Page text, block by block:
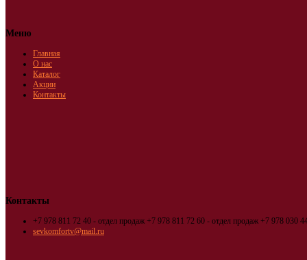
Меню
Главная
О нас
Каталог
Акции
Контакты
Контакты
+7 978 811 72 40 - отдел продаж +7 978 811 72 60 - отдел продаж +7 978 030
sevkomfortv@mail.ru